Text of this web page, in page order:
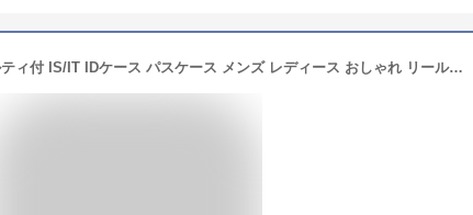
【最大34倍 9/15限定】 ノベルティ付 IS/IT IDケース パスケース メンズ レディース おしゃれ リール付き 本革 ブランド イズイット IDカードホルダー IDカードケース 横 両面 リール 革 免許証 Suica 定期入れ 窓付き ノボII 972621